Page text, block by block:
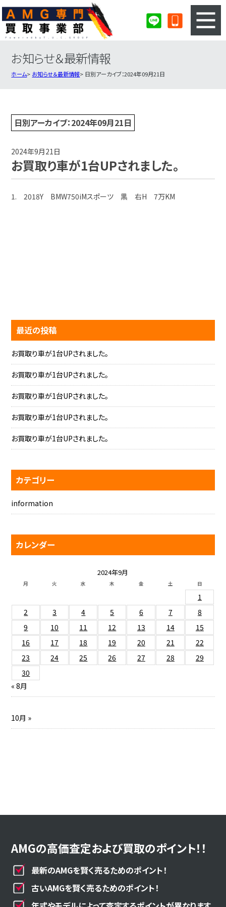
3ステップのカンタン査定
AMG買取実績 会社概要・店舗紹介・MAP
お知らせ＆最新情報
ホーム お知らせ＆最新情報 日別アーカイブ：2024年09月21日
日別アーカイブ：2024年09月21日
2024年9月21日
お買取り車が1台UPされました。
1. 2018Y BMW750iMスポーツ 黒 右H 7万KM
最近の投稿
お買取り車が1台UPされました。
お買取り車が1台UPされました。
お買取り車が1台UPされました。
お買取り車が1台UPされました。
お買取り車が1台UPされました。
カテゴリー
information
カレンダー
2024年9月
月 火 水 木 金 土 日
1
2
3 4 5 6 7
8
9
10 11 12 13 14
15
16
17 18 19 20 21
22
23
24 25 26 27 28
29
30
« 8月
10月 »
AMGの高価査定および買取のポイント！！
最新のAMGを賢く売るためのポイント！
古いAMGを賢く売るためのポイント！